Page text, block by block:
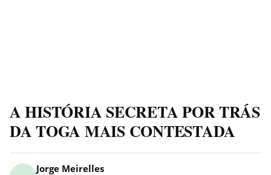
A HISTÓRIA SECRETA POR TRÁS
DA TOGA MAIS CONTESTADA
Jorge Meirelles